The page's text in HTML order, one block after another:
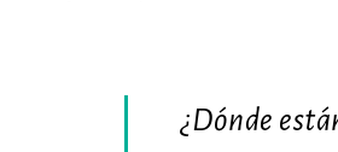
¿Dónde